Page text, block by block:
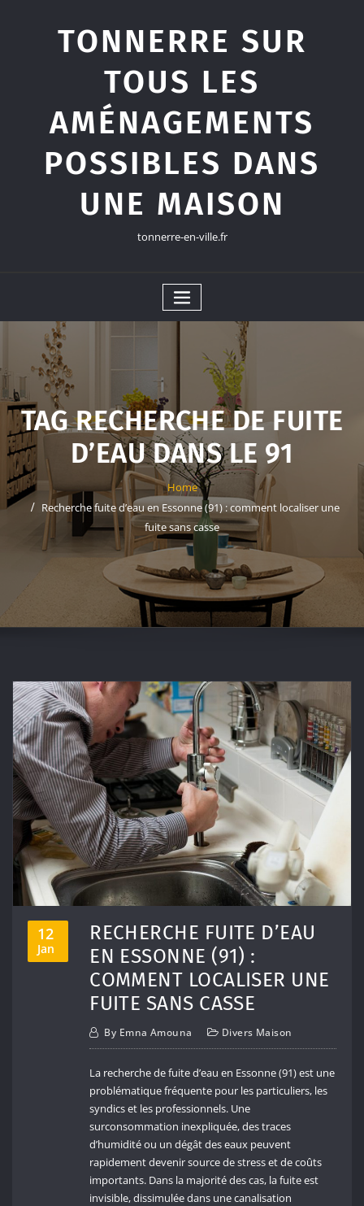
TONNERRE SUR
TOUS LES
AMÉNAGEMENTS
POSSIBLES DANS
UNE MAISON
tonnerre-en-ville.fr
TAG RECHERCHE DE FUITE
D’EAU DANS LE 91
Home
Recherche fuite d’eau en Essonne (91) : comment localiser une
fuite sans casse
12
Jan
RECHERCHE FUITE D’EAU
EN ESSONNE (91) :
COMMENT LOCALISER UNE
FUITE SANS CASSE
By Emna Amouna Divers Maison
La recherche de fuite d’eau en Essonne (91) est une
problématique fréquente pour les particuliers, les
syndics et les professionnels. Une
surconsommation inexpliquée, des traces
d’humidité ou un dégât des eaux peuvent
rapidement devenir source de stress et de coûts
importants. Dans la majorité des cas, la fuite est
invisible, dissimulée dans une canalisation